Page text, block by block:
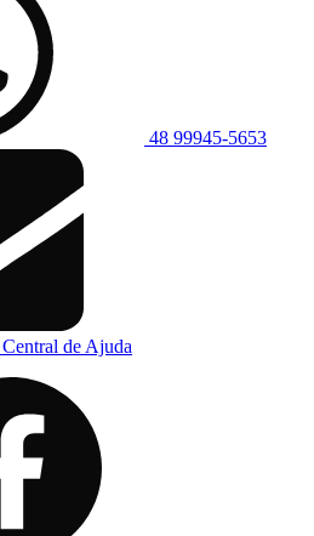
48 99945-5653
Central de Ajuda